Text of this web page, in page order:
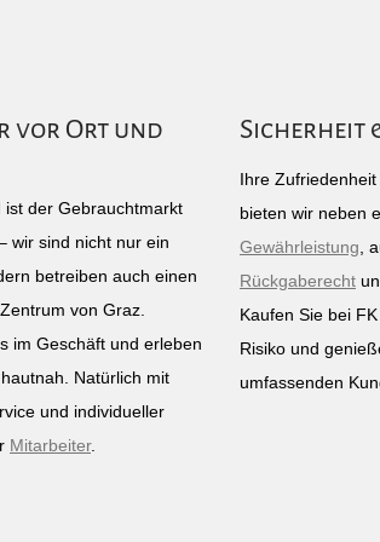
vor Ort und
ist der Gebrauchtmarkt
wir sind nicht nur ein
betreiben auch einen
von Graz.
im Geschäft und erleben
Natürlich mit
und individueller
Mitarbeiter.
Sicherheit
Ihre
bieten wir neben
Gewährleistung ,
Rückgaberecht
Kaufen Sie bei
Risiko und
umfassenden